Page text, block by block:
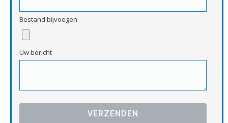
Bestand bijvoegen
Uw bericht
Gelieve dit veld leeg te laten.